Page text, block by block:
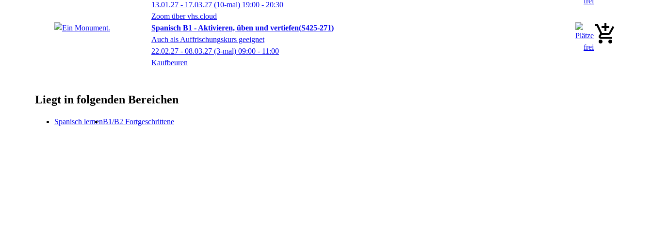
13.01.27 - 17.03.27 (10-mal) 19:00 - 20:30
Zoom über vhs.cloud
Spanisch B1 - Aktivieren, üben und vertiefen S425-271
Auch als Auffrischungskurs geeignet
22.02.27 - 08.03.27 (3-mal) 09:00 - 11:00
Kaufbeuren
Liegt in folgenden Bereichen
Spanisch lernenB1/B2 Fortgeschrittene